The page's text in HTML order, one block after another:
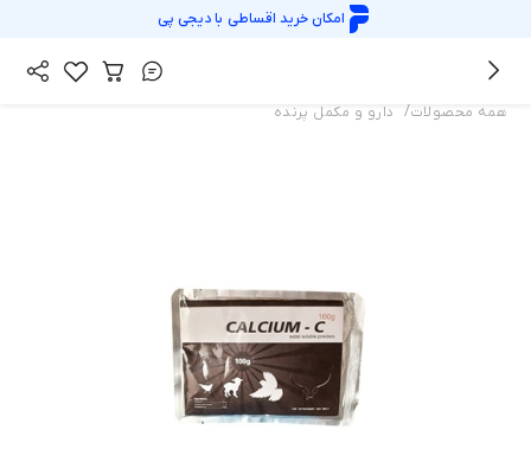
امکان خرید اقساطی بادیجی پی
همه محصولات/ دارو و مکمل پرنده